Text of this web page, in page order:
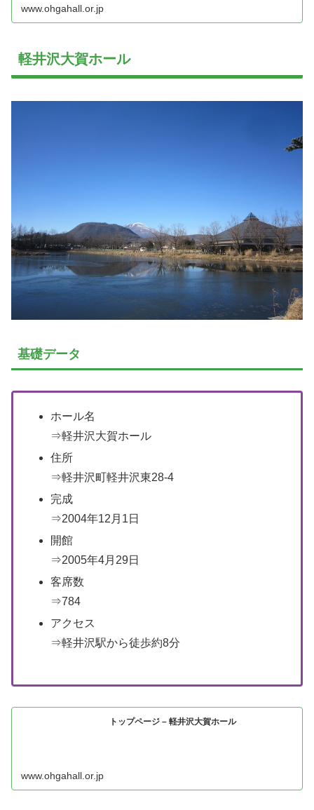
www.ohgahall.or.jp
軽井沢大賀ホール
基礎データ
ホール名
⇒軽井沢大賀ホール
住所
⇒軽井沢町軽井沢東28-4
完成
⇒2004年12月1日
開館
⇒2005年4月29日
客席数
⇒784
アクセス
⇒軽井沢駅から徒歩約8分
トップページ – 軽井沢大賀ホール
www.ohgahall.or.jp